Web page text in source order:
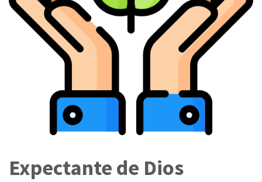
Expectante de Dios